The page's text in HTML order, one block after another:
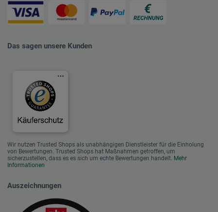
Das sagen unsere Kunden
Wir nutzen Trusted Shops als unabhängigen Dienstleister für die Einholung
von Bewertungen. Trusted Shops hat Maßnahmen getroffen, um
sicherzustellen, dass es es sich um echte Bewertungen handelt. Mehr
Informationen
Auszeichnungen